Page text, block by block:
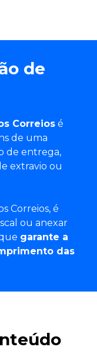
de
Correios é
de uma
de entrega,
extravio ou
Correios, é
ou anexar
garante a
das